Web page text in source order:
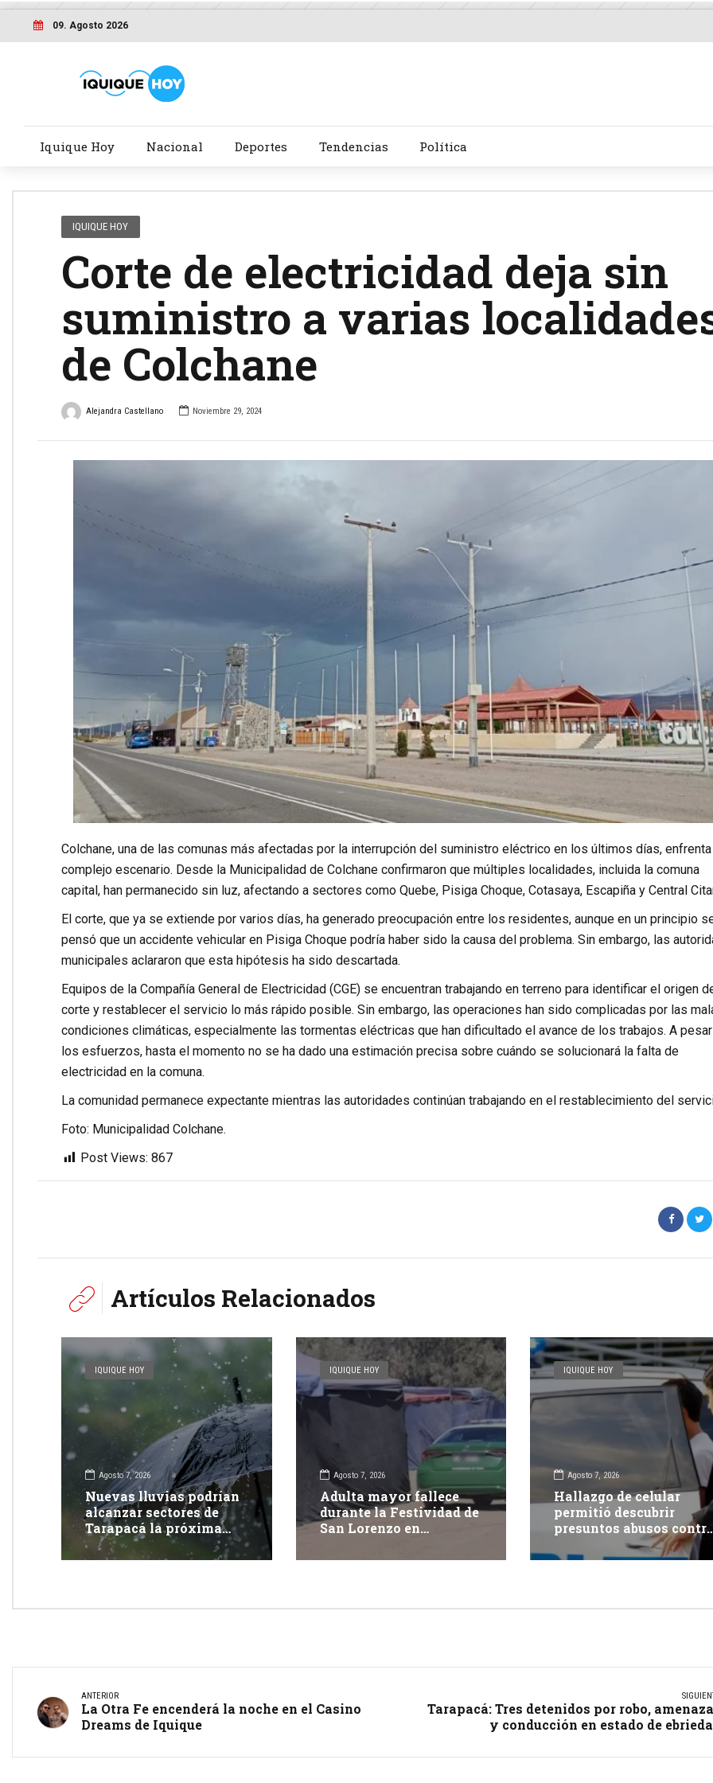
09. Agosto 2026
Iquique Hoy Nacional Deportes Tendencias Política
IQUIQUE HOY
Corte de electricidad deja sin
suministro a varias
de Colchane
Alejandra Castellano Noviembre 29, 2024
Colchane, una de las comunas más afectadas por la interrupción del suministro eléctrico en los últimos días, enfrenta
complejo escenario. Desde la Municipalidad de Colchane confirmaron que múltiples localidades, incluida la comuna
capital, han permanecido sin luz, afectando a sectores como Quebe, Pisiga Choque, Cotasaya, Escapiña y Central
El corte, que ya se extiende por varios días, ha generado preocupación entre los residentes, aunque en un principio
pensó que un accidente vehicular en Pisiga Choque podría haber sido la causa del problema. Sin embargo, las
municipales aclararon que esta hipótesis ha sido descartada.
Equipos de la Compañía General de Electricidad (CGE) se encuentran trabajando en terreno para identificar el origen
corte y restablecer el servicio lo más rápido posible. Sin embargo, las operaciones han sido complicadas por las
condiciones climáticas, especialmente las tormentas eléctricas que han dificultado el avance de los trabajos. A
los esfuerzos, hasta el momento no se ha dado una estimación precisa sobre cuándo se solucionará la falta de
electricidad en la comuna.
La comunidad permanece expectante mientras las autoridades continúan trabajando en el restablecimiento del
Foto: Municipalidad Colchane.
Post Views: 867
Artículos Relacionados
IQUIQUE HOY
Agosto 7, 2026
Nuevas lluvias podrían
alcanzar sectores de
Tarapacá la próxima
semana
IQUIQUE HOY
Agosto 7, 2026
Adulta mayor fallece
durante la Festividad de
San Lorenzo en
IQUIQUE HOY
Agosto 7, 2026
Hallazgo de celular
permitió descubrir
presuntos abusos
adolescente: dos
fueron detenidos
ANTERIOR
La Otra Fe encenderá la noche en el Casino
Dreams de Iquique
Tarapacá: Tres detenidos por robo,
y conducción en estado de